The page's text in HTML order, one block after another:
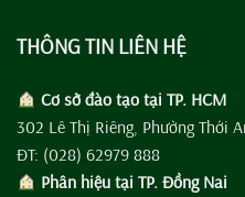
THÔNG TIN LIÊN HỆ
Cơ sở đào tạo tại TP. HCM
302 Lê Thị Riêng, Phường Thới
ĐT: (028) 62979 888
Phân hiệu tại TP. Đồng Nai